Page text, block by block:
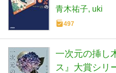
青木祐子 uki
497
一次元の挿し
ス』大賞シリ